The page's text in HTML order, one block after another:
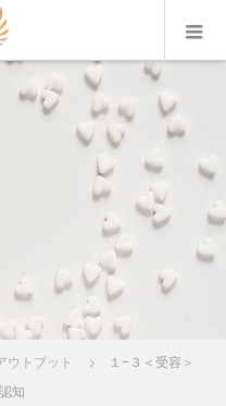
ウトプット
１−３＜受容＞
知